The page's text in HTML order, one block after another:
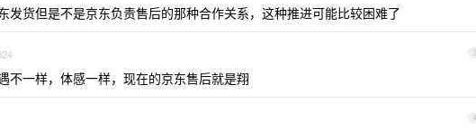
发货但是不是京东负责售后的那种合作关系，这种推进可能比较困难了
3
不一样，体感一样，现在的京东售后就是翔
4